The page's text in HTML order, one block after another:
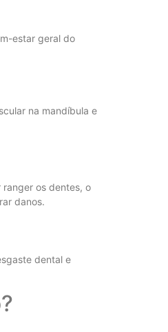
estar geral do
na mandíbula e
os dentes, o
danos.
dental e